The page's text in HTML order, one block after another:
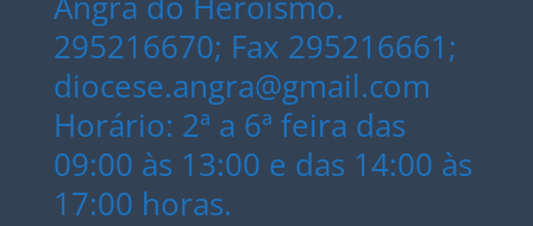
295216670; Fax 295216661;
diocese.angra@gmail.com
Horário: 2ª a 6ª feira das
09:00 às 13:00 e das 14:00 às
17:00 horas.